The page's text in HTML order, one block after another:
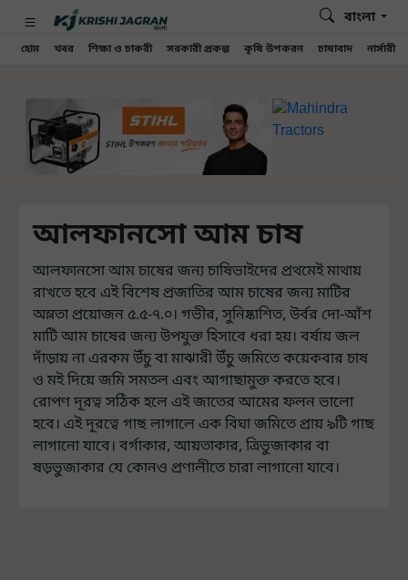
হোম খবর শিক্ষা ও চাকরী সরকারী প্রকল্প কৃষি উপকরন চাষাবাদ নার্সারী
বাংলা
আলফানসো আম চাষ
আলফানসো আম চাষের জন্য চাষিভাইদের প্রথমেই মাথায়
রাখতে হবে এই বিশেষ প্রজাতির আম চাষের জন্য মাটির
অম্লতা প্রয়োজন ৫.৫-৭.০। গভীর, সুনিষ্কাশিত, উর্বর দো-আঁশ
মাটি আম চাষের জন্য উপযুক্ত হিসাবে ধরা হয়। বর্ষায় জল
দাঁড়ায় না এরকম উঁচু বা মাঝারী উঁচু জমিতে কয়েকবার চাষ
ও মই দিয়ে জমি সমতল এবং আগাছামুক্ত করতে হবে।
রোপণ দূরত্ব সঠিক হলে এই জাতের আমের ফলন ভালো
হবে। এই দূরত্বে গাছ লাগালে এক বিঘা জমিতে প্রায় ৯টি গাছ
লাগানো যাবে। বর্গাকার, আয়তাকার, ত্রিভুজাকার বা
ষড়ভুজাকার যে কোনও প্রণালীতে চারা লাগানো যাবে।